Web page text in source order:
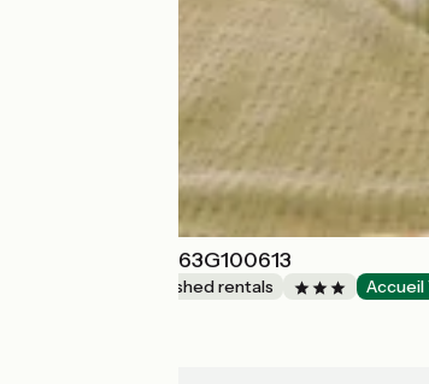
Gîte des Puys - 63G100613
Lodgings and furnished rentals Accueil